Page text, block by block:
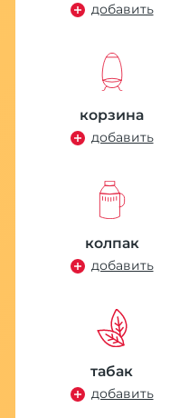
добавить
корзина
добавить
колпак
добавить
табак
добавить